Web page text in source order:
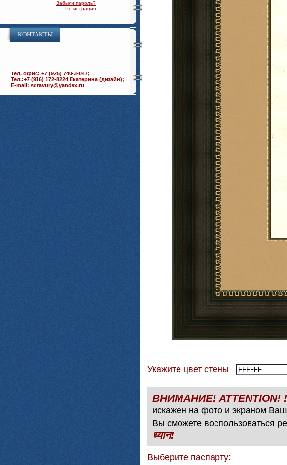
Забыли пароль?
Регистрация
КОНТАКТЫ
Тел. офис: +7 (925) 740-3-047;
Тел.:+7 (916) 172-8224 Екатерина (дизайн);
E-mail: sgravury@yandex.ru
Укажите цвет стены
искажен на фото и экраном
Вы сможете воспользоваться
ध्यान!
Выберите паспарту: